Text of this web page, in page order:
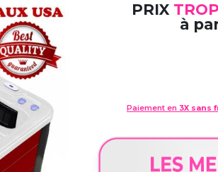
PRIX
à
Paiement en 3X sans